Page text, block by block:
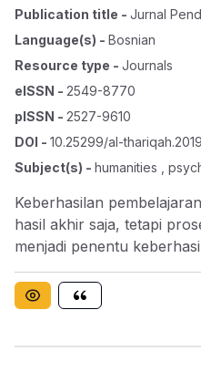
Publication title - Jurnal
Language(s) - Bosnian
Resource type - Journals
eISSN - 2549-8770
pISSN - 2527-9610
DOI - 10.25299/al-
Subject(s) - humanities ,
Keberhasilan
hasil akhir saja, tetapi
menjadi penentu
pembelajaran bisa
pembelajaran
senang dan bahagia